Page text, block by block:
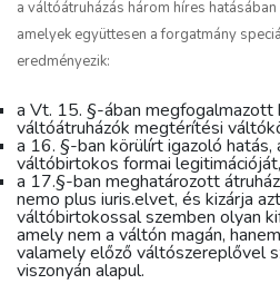
a váltóátruházás három híres
amelyek együttesen a forgatmány
eredményezik:
a Vt. 15. §-ában megfogalmazott
váltóátruházók megtérítési
a 16. §-ban körülírt igazoló
váltóbirtokos formai
a 17.§-ban meghatározott
nemo plus iuris.elvet, és kizárja
váltóbirtokossal szemben olyan
amely nem a váltón magán,
valamely előző váltószereplővel
viszonyán alapul.